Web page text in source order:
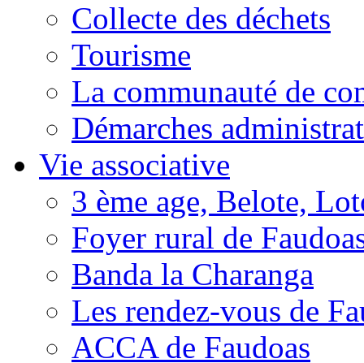
Collecte des déchets
Tourisme
La communauté de
Démarches
Vie associative
3 ème age, Belote,
Foyer rural de
Banda la Charanga
Les rendez-vous de
ACCA de Faudoas